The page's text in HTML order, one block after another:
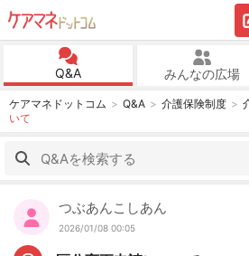
Q&A みんなの広場
ケアマネドットコム Q&A 介護保険制度
いて
つぶあんこしあん
2026/01/08 00:05